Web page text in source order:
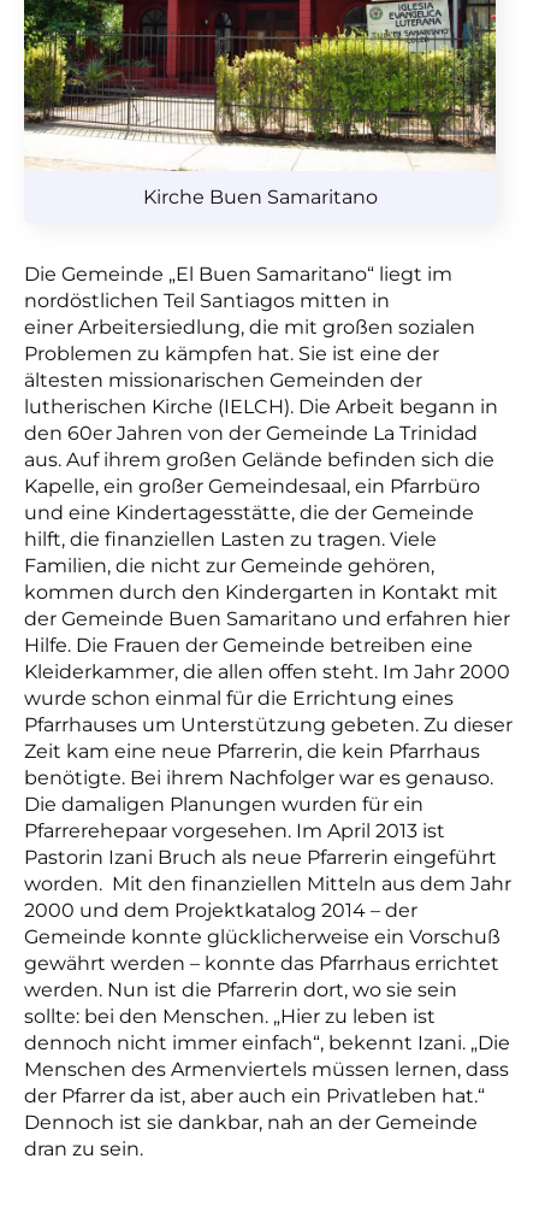
Kirche Buen Samaritano
Die Gemeinde „El Buen Samaritano“ liegt im
nordöstlichen Teil Santiagos mitten in
einer Arbeitersiedlung, die mit großen sozialen
Problemen zu kämpfen hat. Sie ist eine der
ältesten missionarischen Gemeinden der
lutherischen Kirche (IELCH). Die Arbeit begann in
den 60er Jahren von der Gemeinde La Trinidad
aus. Auf ihrem großen Gelände befinden sich die
Kapelle, ein großer Gemeindesaal, ein Pfarrbüro
und eine Kindertagesstätte, die der Gemeinde
hilft, die finanziellen Lasten zu tragen. Viele
Familien, die nicht zur Gemeinde gehören,
kommen durch den Kindergarten in Kontakt mit
der Gemeinde Buen Samaritano und erfahren hier
Hilfe. Die Frauen der Gemeinde betreiben eine
Kleiderkammer, die allen offen steht. Im Jahr 2000
wurde schon einmal für die Errichtung eines
Pfarrhauses um Unterstützung gebeten. Zu dieser
Zeit kam eine neue Pfarrerin, die kein Pfarrhaus
benötigte. Bei ihrem Nachfolger war es genauso.
Die damaligen Planungen wurden für ein
Pfarrerehepaar vorgesehen. Im April 2013 ist
Pastorin Izani Bruch als neue Pfarrerin eingeführt
worden. Mit den finanziellen Mitteln aus dem Jahr
2000 und dem Projektkatalog 2014 – der
Gemeinde konnte glücklicherweise ein Vorschuß
gewährt werden – konnte das Pfarrhaus errichtet
werden. Nun ist die Pfarrerin dort, wo sie sein
sollte: bei den Menschen. „Hier zu leben ist
dennoch nicht immer einfach“, bekennt Izani. „Die
Menschen des Armenviertels müssen lernen, dass
der Pfarrer da ist, aber auch ein Privatleben hat.“
Dennoch ist sie dankbar, nah an der Gemeinde
dran zu sein.